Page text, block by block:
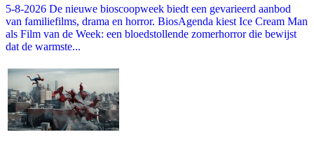
5-8-2026 De nieuwe bioscoopweek biedt een gevarieerd aanbod
van familiefilms, drama en horror. BiosAgenda kiest Ice Cream Man
als Film van de Week: een bloedstollende zomerhorror die bewijst
dat de warmste...